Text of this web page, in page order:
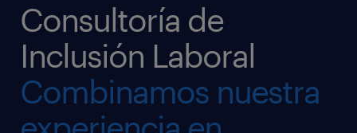
Consultoría de
Inclusión Laboral
Combinamos nuestra